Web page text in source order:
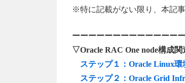
※特に記載がない限り、本記事
ーーーーーーーーーーーーー
▽Oracle RAC One node構成関
ステップ１：Oracle Linux環
ステップ２：Oracle Grid